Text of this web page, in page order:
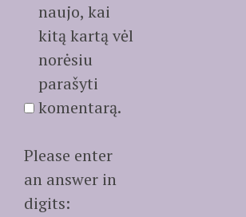
naujo, kai
kitą kartą vėl
norėsiu
parašyti
komentarą.
Please enter
an answer in
digits: